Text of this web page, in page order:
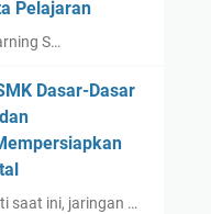
Pelajaran
S…
Dasar-Dasar
saat ini, jaringan …